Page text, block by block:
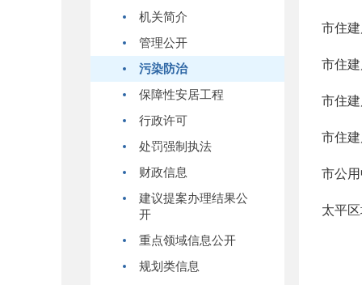
机关简介
管理公开
污染防治
保障性安居工程
行政许可
处罚强制执法
财政信息
建议提案办理结果公
开
重点领域信息公开
规划类信息
市住
市住
市住
市住
市公
太平